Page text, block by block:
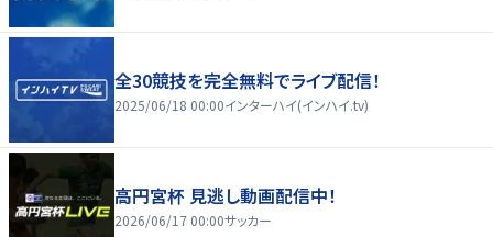
全30競技を完全無料でライブ配信！
2025/06/18 00:00インターハイ(インハイ.tv)
高円宮杯 見逃し動画配信中！
2026/06/17 00:00サッカー